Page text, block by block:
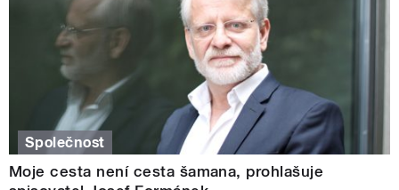
Společnost
Moje cesta není cesta šamana, prohlašuje